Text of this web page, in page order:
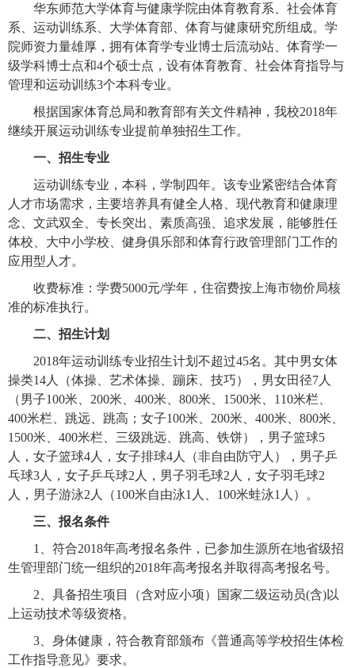
华东师范大学体育与健康学院由体育教育系、社会体育
系、运动训练系、大学体育部、体育与健康研究所组成。学
院师资力量雄厚，拥有体育学专业博士后流动站、体育学一
级学科博士点和4个硕士点，设有体育教育、社会体育指导与
管理和运动训练3个本科专业。
根据国家体育总局和教育部有关文件精神，我校2018年
继续开展运动训练专业提前单独招生工作。
一、招生专业
运动训练专业，本科，学制四年。该专业紧密结合体育
人才市场需求，主要培养具有健全人格、现代教育和健康理
念、文武双全、专长突出、素质高强、追求发展，能够胜任
体校、大中小学校、健身俱乐部和体育行政管理部门工作的
应用型人才。
收费标准：学费5000元/学年，住宿费按上海市物价局核
准的标准执行。
二、招生计划
2018年运动训练专业招生计划不超过45名。其中男女体
操类14 人（体操、艺术体操、蹦床、技巧），男女田径7 人
（男子100米、 200米、 400米、 800米、 1500米、 110米栏、
400米栏、跳远、跳高；女子100米、 200米、 400米、 800米、
1500米、 400米栏、三级跳远、跳高、铁饼），男子篮球5
人，女子篮球4 人，女子排球4 人（非自由防守人），男子乒
乓球3 人，女子乒乓球2 人，男子羽毛球2 人，女子羽毛球2
人，男子游泳2 人（100米自由泳1 人、 100米蛙泳1 人）。
三、报名条件
1
、符合2018年高考报名条件，已参加生源所在地省级招
生管理部门统一组织的2018年高考报名并取得高考报名号。
2 、具备招生项目（含对应小项）国家二级运动员(含)以
上运动技术等级资格。
3 、身体健康，符合教育部颁布《普通高等学校招生体检
工作指导意见》要求。